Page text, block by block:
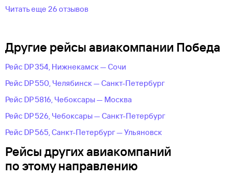
Читать еще 26 отзывов
Другие рейсы авиакомпании Победа
Рейс DP 354, Нижнекамск — Сочи
Рейс DP 550, Челябинск — Санкт-Петербург
Рейс DP 5816, Чебоксары — Москва
Рейс DP 526, Чебоксары — Санкт-Петербург
Рейс DP 565, Санкт-Петербург — Ульяновск
Рейсы других авиакомпаний
по этому направлению